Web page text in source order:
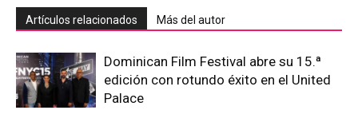
Artículos relacionados Más del autor
Dominican Film Festival abre su 15.ª
edición con rotundo éxito en el United
Palace